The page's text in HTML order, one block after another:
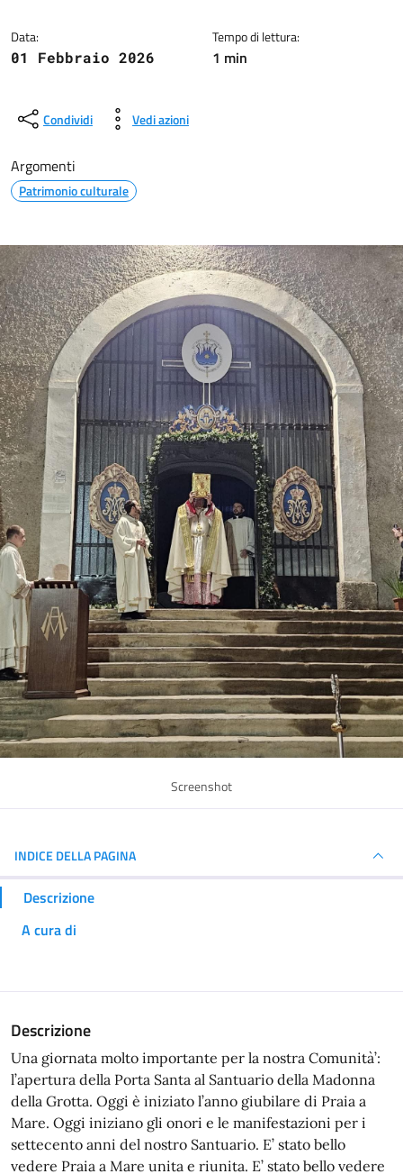
Data:
01 Febbraio 2026
Tempo di lettura:
1 min
Condividi Vedi azioni
Argomenti
Patrimonio culturale
Screenshot
INDICE DELLA PAGINA
Descrizione
A cura di
Descrizione
Una giornata molto importante per la nostra Comunità’:
l’apertura della Porta Santa al Santuario della Madonna
della Grotta. Oggi è iniziato l’anno giubilare di Praia a
Mare. Oggi iniziano gli onori e le manifestazioni per i
settecento anni del nostro Santuario. E’ stato bello
vedere Praia a Mare unita e riunita. E’ stato bello vedere